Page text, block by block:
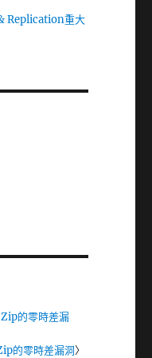
Replication重大
的零時差漏
的零時差漏洞〉